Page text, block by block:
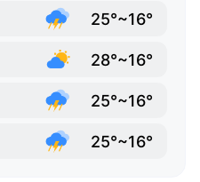
25°~16°
28°~16°
25°~16°
25°~16°